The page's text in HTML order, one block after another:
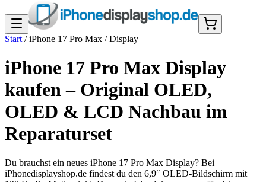
Start /iPhone 17 Pro Max /Display
iPhone 17 Pro Max Display
kaufen – Original OLED,
OLED & LCD Nachbau im
Reparaturset
Du brauchst ein neues iPhone 17 Pro Max Display? Bei
iPhonedisplayshop.de findest du den 6,9″ OLED-Bildschirm mit